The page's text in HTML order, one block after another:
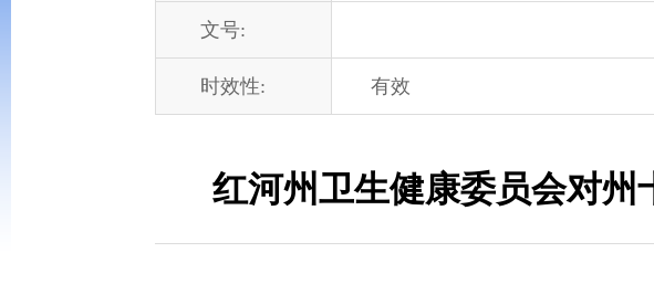
文号:
时效性: 有效
红河州卫生健康委员会对州